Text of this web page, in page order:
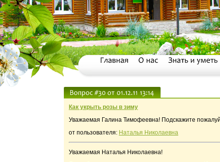
Как укрыть розы в зиму
Уважаемая Галина Тимофеевна! Подскажите
от пользователя: Наталья Николаевна
Уважаемая Наталья Николаевна!